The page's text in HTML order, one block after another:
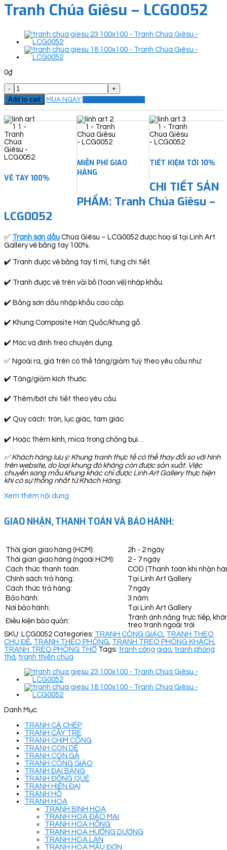
Tranh Chúa Giêsu – LCG0052
0₫
Tranh
Chúa
Giêsu
-
LCG0052
quantity
Add to cart MUA NGAY ĐẶT THEO YÊU CẦU
VẼ TAY 100%
MIỄN PHÍ GIAO
HÀNG
TIẾT KIỆM TỚI 10%
CHI TIẾT SẢN
PHẨM: Tranh Chúa Giêsu –
LCG0052
✅ Tranh sơn dầu Chúa Giêsu – LCG0052 được hoạ sĩ tại Linh Art
Gallery vẽ bằng tay 100%.
✔️ Tranh được vẽ bằng tay tỉ mỉ, từng chi tiết.
✔️ Tranh được vẽ trên vải bố (toan vẽ) nhập khẩu.
✔️ Bằng sơn dầu nhập khẩu cao cấp.
✔️ Khung Composite Hàn Quốc/khung gỗ.
✔️ Móc và đinh treo chuyên dụng.
✅ Ngoài ra, giá trên có thể tăng/giảm tuỳ theo yêu cầu như:
✔️ Tăng/giảm kích thước.
✔️ Thêm/bớt chi tiết theo yêu cầu.
✔️ Quy cách: tròn, lục giác, tam giác.
✔️ Hoặc thêm kính, mica trong chống bụi…
✅Khách hàng lưu ý: Khung tranh thực tế có thể thay đổi so với hình
trên website, do loại khung đó không còn được sản xuất. Việc
chuyển sang mẫu khung khác chỉ được Linh Art Gallery thực hiện
khi có sự thống nhất từ Khách Hàng.
Xem thêm nội dung
GIAO NHẬN, THANH TOÁN VÀ BẢO HÀNH:
Thời gian giao hàng (HCM):
2h - 2 ngày
Thời gian giao hàng (ngoài HCM):
2 - 7 ngày
Cách thức thanh toán:
COD (Thanh toán khi nhận
Chính sách trả hàng:
Tại Linh Art Gallery
Cách thức trả hàng:
7 ngày
Bảo hành:
3 năm
Nơi bảo hành:
Tại Linh Art Gallery
Điều kiện bảo quản:
Tránh ánh nắng trực tiếp,
treo tranh ngoài trời
SKU: LCG0052 Categories: TRANH CÔNG GIÁO TRANH THEO
CHỦ ĐỀ TRANH THEO PHÒNG TRANH TREO PHÒNG KHÁCH
TRANH TREO PHÒNG THỜ Tags: tranh công giáo tranh phòng
thờ tranh thiên chúa
Danh Mục
TRANH CÁ CHÉP
TRANH CÂY TRE
TRANH CHIM CÔNG
TRANH CON DÊ
TRANH CON GÀ
TRANH CÔNG GIÁO
TRANH ĐẠI BÀNG
TRANH ĐỒNG QUÊ
TRANH HIỆN ĐẠI
TRANH HỔ
TRANH HOA
TRANH BÌNH HOA
TRANH HOA ĐÀO MAI
TRANH HOA HỒNG
TRANH HOA HƯỚNG DƯƠNG
TRANH HOA LAN
TRANH HOA MẪU ĐƠN